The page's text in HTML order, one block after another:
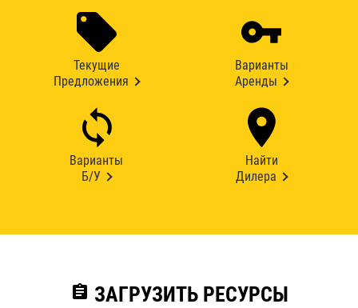
Текущие
Предложения
Варианты
Аренды
Варианты
Б/У
Найти
Дилера
assignment ЗАГРУЗИТЬ РЕСУРСЫ